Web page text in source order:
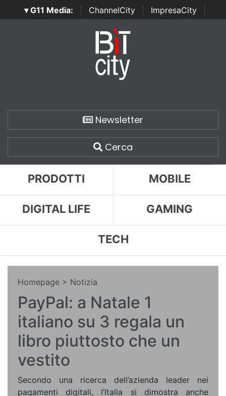
▾ G11 Media: ChannelCity ImpresaCity
SecurityOpenLab | Italian Channel Awards | Italian
Italian Security Awards
Newsletter
Cerca
PRODOTTI MOBILE
DIGITAL LIFE GAMING
TECH
Homepage > Notizia
PayPal: a Natale 1
italiano su 3 regala un
libro piuttosto che un
vestito
Secondo una ricerca dell’azienda leader nei
pagamenti digitali, l’Italia si dimostra anche